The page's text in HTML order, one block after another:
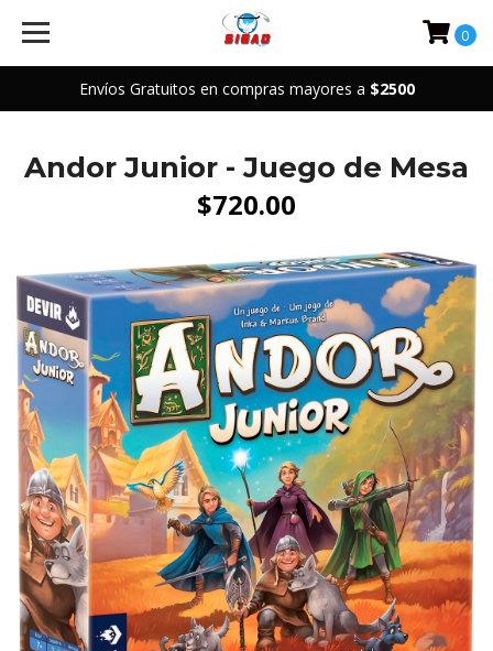
Envíos Gratuitos en compras mayores a $2500
0
Andor Junior - Juego de Mesa
$720.00